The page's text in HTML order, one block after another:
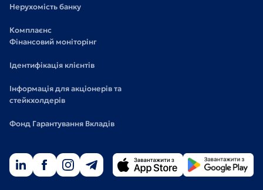
Нерухомість банку
Комплаєнс
Фінансовий моніторінг
Ідентифікація клієнтів
Інформація для акціонерів та
стейкхолдерів
Фонд Гарантування Вкладів